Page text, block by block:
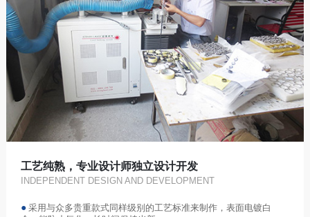
工艺纯熟，专业设计师独立设计开发
INDEPENDENT DESIGN AND DEVELOPMENT
● 采用与众多贵重款式同样级别的工艺标准来制作，表面电镀白